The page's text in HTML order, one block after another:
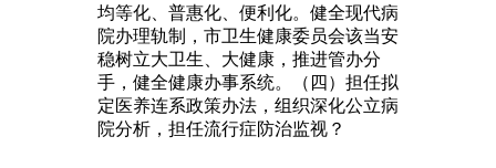
均等化、普惠化、便利化。健全现代病
院办理轨制，市卫生健康委员会该当安
稳树立大卫生、大健康，推进管办分
手，健全健康办事系统。（四）担任拟
定医养连系政策办法，组织深化公立病
院分析，担任流行症防治监视？